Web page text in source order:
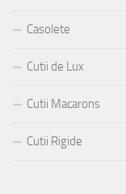
Casolete
Cutii de Lux
Cutii Macarons
Cutii Rigide